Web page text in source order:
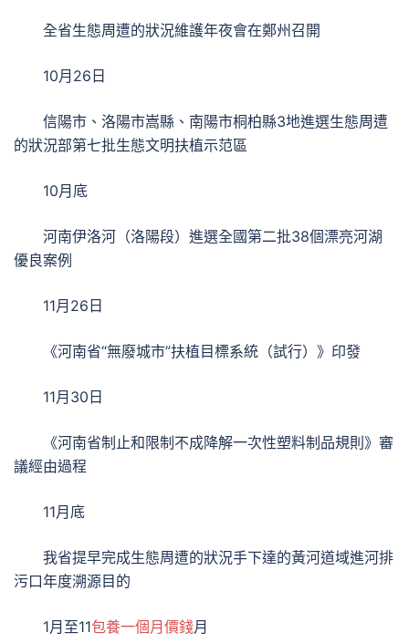
全省生態周遭的狀況維護年夜會在鄭州召開
10月26日
信陽市、洛陽市嵩縣、南陽市桐柏縣3地進選生態周遭
的狀況部第七批生態文明扶植示范區
10月底
河南伊洛河（洛陽段）進選全國第二批38個漂亮河湖
優良案例
11月26日
《河南省“無廢城市”扶植目標系統（試行）》印發
11月30日
《河南省制止和限制不成降解一次性塑料制品規則》審
議經由過程
11月底
我省提早完成生態周遭的狀況手下達的黃河道域進河排
污口年度溯源目的
1月至11包養一個月價錢月